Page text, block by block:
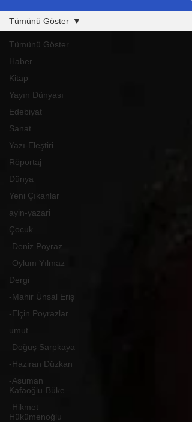
Tümünü Göster
Haber
Kitap
Yayın Dünyası
Edebiyat
Sanat
Yazı-Eleştiri
Röportaj
Dünya
Yeni Çıkanlar
ayin-yazari
Çocuk
-Deniz Poyraz
-Oylum Yılmaz
Dergi
-Mahir Ünsal Eriş
-Elçin Poyrazlar
umut
-Doğuş Sarpkaya
-Haziran Düzkan
-Asuman
Kafaoğlu-Büke
-Hikmet
Hükümenoğlu
Tümünü Göster